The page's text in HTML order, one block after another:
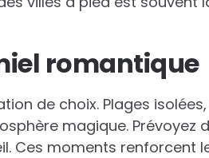
romantique
de choix. Plages
magique. Prévoyez
Ces moments renforcent